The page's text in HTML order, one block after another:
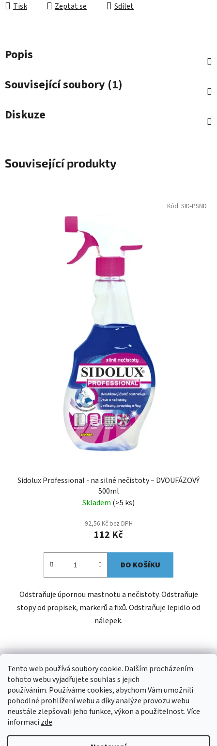
Tento web používá soubory cookie. Dalším procházením
tohoto webu vyjadřujete souhlas s jejich
používáním. Používáme cookies, abychom Vám umožnili
pohodlné prohlížení webu a díky analýze provozu webu
neustále zlepšovali jeho funkce, výkon a použitelnost. Více
informacízde.
Tisk Zeptat se Sdílet
Popis
Související soubory (1)
Diskuze
Související produkty
Sidolux Professional - na silné nečistoty – DVOUFÁZOVÝ
500ml
Skladem (>5 ks)
92,56 Kč bez DPH
112 Kč
DO KOŠÍKU
Odstraňuje úpornou mastnotu a nečistoty. Odstraňuje
stopy od propisek, markerů a fixů. Odstraňuje lepidlo od
nálepek.
Kód: SID-PSND
Z
Kontakt
shop@jees.cz
+420 326 903 815